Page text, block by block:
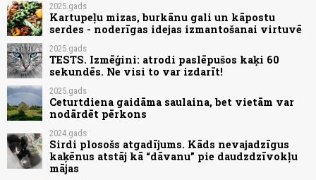
2025.gads
Kartupeļu mizas, burkānu gali un kāpostu
serdes - noderīgas idejas izmantošanai virtuvē
2025.gads
TESTS. Izmēģini: atrodi paslēpušos kaķi 60
sekundēs. Ne visi to var izdarīt!
2025.gads
Ceturtdiena gaidāma saulaina, bet vietām var
nodārdēt pērkons
2024.gads
Sirdi plosošs atgadījums. Kāds nevajadzīgus
kaķēnus atstāj kā “dāvanu” pie daudzdzīvokļu
mājas